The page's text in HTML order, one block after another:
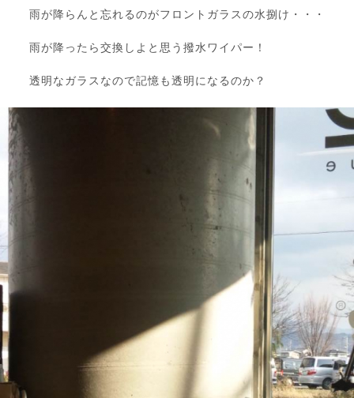
雨が降らんと忘れるのがフロントガラスの水捌け・・・
雨が降ったら交換しよと思う撥水ワイパー！
透明なガラスなので記憶も透明になるのか？